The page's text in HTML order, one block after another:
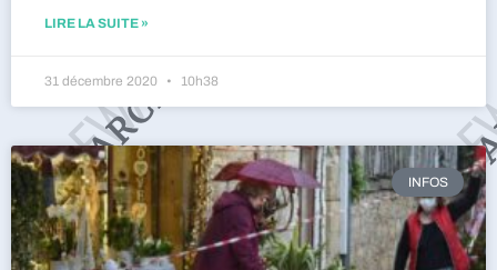
LIRE LA SUITE »
31 décembre 2020 10h38
INFOS